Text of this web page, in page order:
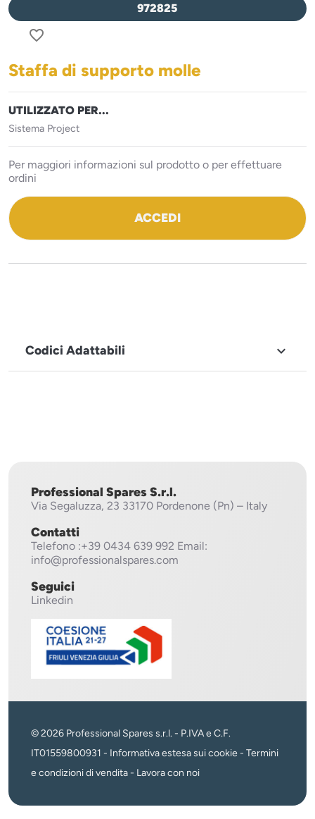
972825
favorite_border
Staffa di supporto molle
UTILIZZATO PER...
Sistema Project
Per maggiori informazioni sul prodotto o per effettuare
ordini
ACCEDI
Codici Adattabili 
Professional Spares S.r.l.
Via Segaluzza, 23 33170 Pordenone (Pn) – Italy
Contatti
Telefono :+39 0434 639 992 Email:
info@professionalspares.com
Seguici
Linkedin
© 2026 Professional Spares s.r.l. - P.IVA e C.F.
IT01559800931 - Informativa estesa sui cookie - Termini
e condizioni di vendita- Lavora con noi